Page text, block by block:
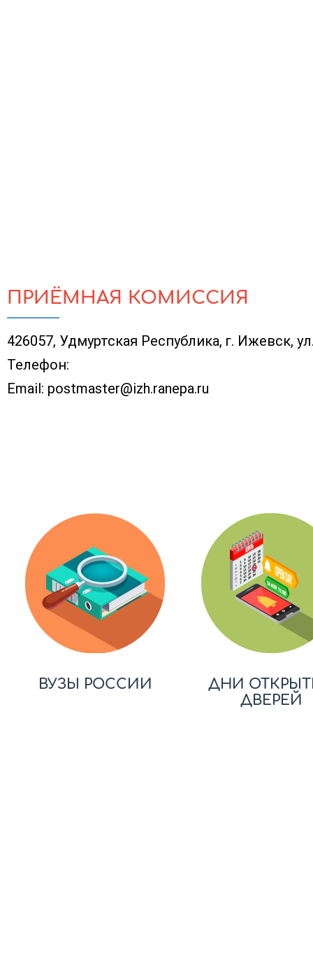
ПРИЁМНАЯ КОМИССИЯ
426057, Удмуртская Республика, г. Ижевск,
Телефон:
Email: postmaster@izh.ranepa.ru
ВУЗЫ РОССИИ
ДНИ
ДВЕРЕЙ